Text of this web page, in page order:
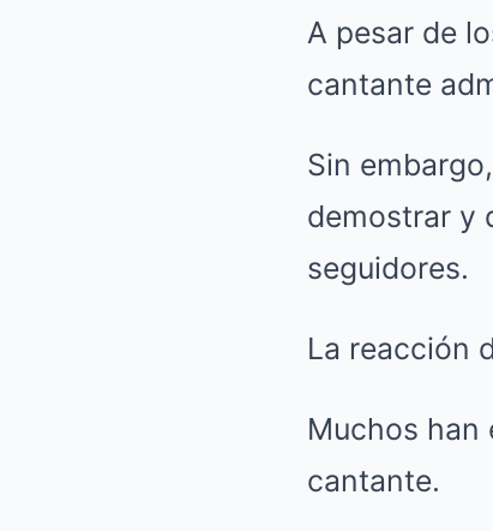
A pesar de
cantante
Sin
demostrar y
seguidores.
La reacción
Muchos han
cantante.